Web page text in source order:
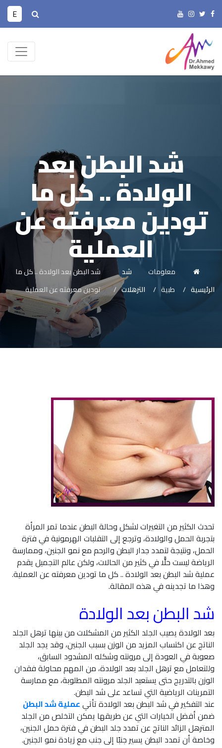
E
شد البطن بعد
الولادة .. كل ما
تودين معرفته عن
العملية
الرئيسية
معلومات
طبية
شد
الترهلات
شد البطن بعد الولادة .. كل ما
تودين معرفته عن العملية
تحدث الكثير من التغيرات لشكل وحالة البطن عندما تمر المرأة
بتجربة الحمل والولادة، وترجع إلى التقلبات الهرمونية في فترة
الحمل، ونتيجة لتمدد جدار البطن والرحم مع نمو الجنين، وممارسة
الرياضة ليست حلًّا في كثير من الحالات، ولكن عالم التجميل يقدم
عملية شد البطن بعد الولادة .. كل ما تودين معرفته عن العملية.
وهذا ما تجدينه في هذه المقالة.
شد البطن بعد الولادة
بعد الولادة يصيب الجلد الكثير من المشكلات من بينها ترهل الجلد
الناتج عن اكتساب المزيد من الوزن بسبب الجنين، وقد يجد الجلد
صعوبة في العودة إلى مرونته وشكله المشدود السابق،
وللتعامل مع ترهل الجلد بعد الولادة، من المهم محاولة فقدان
الوزن بالتدريج حتى يستعيد الجلد مرونته المطلوبة، مع ممارسة
التمرينات الرياضية التي تساعد على شد البطن.
عند التفكير في شد البطن بعد الولادة تأتيعملية شد البطن
ضمن أفضل الخيارات التي عن طريقها يمكن التخلص من الجلد
المترهل الزائد الناتج عن تمدد جلد البطن في فترة حمل الجنين،
وخاصة أن تمدد البطن يسير جنبًا إلى جنب مع زيادة نمو الجنين.